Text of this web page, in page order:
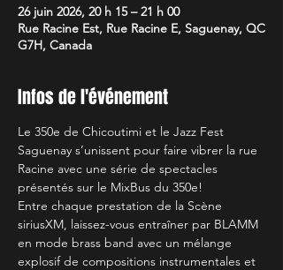
26 juin 2026, 20 h 15 – 21 h 00
Rue Racine Est, Rue Racine E, Saguenay, QC
G7H, Canada
Infos de l'événement
Le 350e de Chicoutimi et le Jazz Fest
Saguenay s’unissent pour faire vibrer la rue
Racine avec une série de spectacles
présentés sur le MixBus du 350e!
Entre chaque prestation de la Scène
siriusXM, laissez-vous entraîner par BLAMM
en mode brass band avec un mélange
explosif de compositions instrumentales et